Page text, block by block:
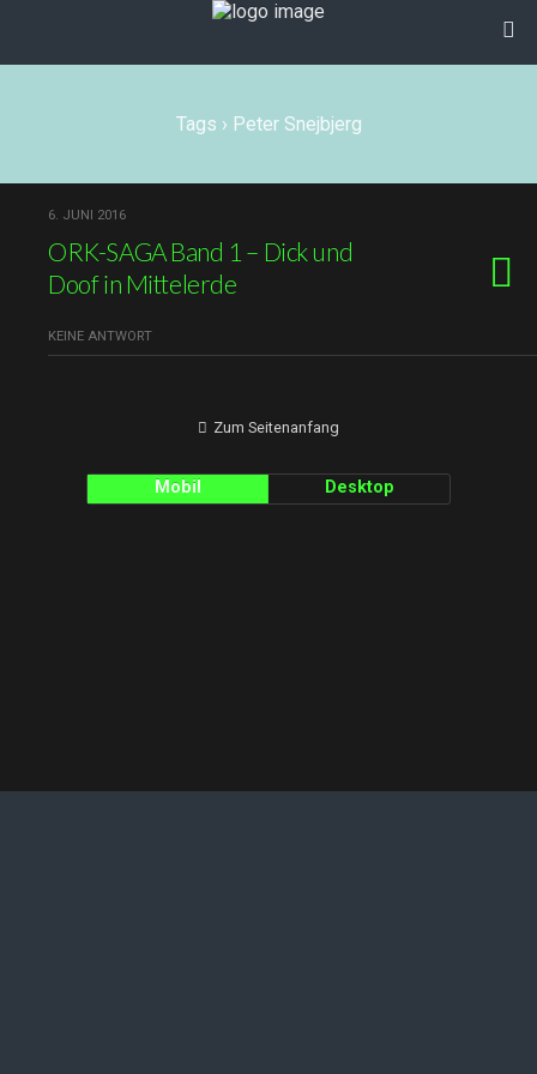
Tags › Peter Snejbjerg
6. JUNI 2016
ORK-SAGA Band 1 – Dick und
Doof in Mittelerde
KEINE ANTWORT
Zum Seitenanfang
Mobil Desktop